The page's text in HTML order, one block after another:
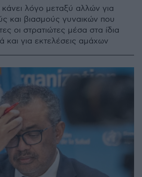
λόγο μεταξύ αλλών για
και βιασμούς γυναικών που
οι στρατιώτες μέσα στα ίδια
και για εκτελέσεις αμάχων